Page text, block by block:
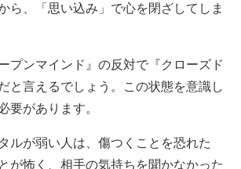
ら、「思い込み」で心を閉ざしてしま
プンマインド』の反対で『クローズド
と言えるでしょう。この状態を意識し
要があります。
ルが弱い人は、傷つくことを恐れた
が怖く、相手の気持ちを聞かなかった